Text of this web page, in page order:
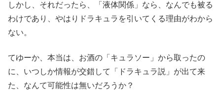
しかし、それだったら、「液体関係」なら、なんでも被る
わけであり、やはりドラキュラを引いてくる理由がわから
ない。
てゆーか、本当は、お酒の「キュラソー」から取ったの
に、いつしか情報が交錯して「ドラキュラ説」が出て来
た、なんて可能性は無いだろうか？